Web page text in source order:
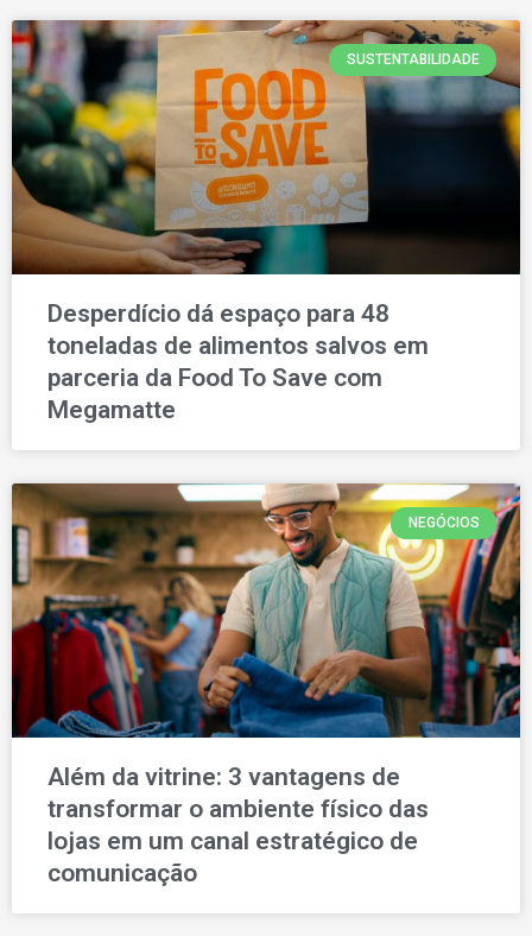
SUSTENTABILIDADE
Desperdício dá espaço para 48
toneladas de alimentos salvos em
parceria da Food To Save com
Megamatte
NEGÓCIOS
Além da vitrine: 3 vantagens de
transformar o ambiente físico das
lojas em um canal estratégico de
comunicação